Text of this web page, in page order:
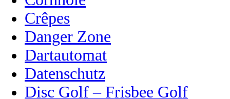
Crêpes
Danger Zone
Dartautomat
Datenschutz
Disc Golf – Frisbee Golf